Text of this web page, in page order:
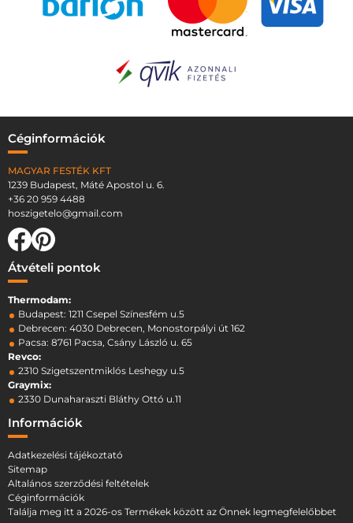
Céginformációk
MAGYAR FESTÉK KFT
1239 Budapest, Máté Apostol u. 6.
+36 20 959 4488
hoszigetelo@gmail.com
Átvételi pontok
Thermodam:
Budapest: 1211 Csepel Színesfém u.5
Debrecen: 4030 Debrecen, Monostorpályi út 162
Pacsa: 8761 Pacsa, Csány László u. 65
Revco:
2310 Szigetszentmiklós Leshegy u.5
Graymix:
2330 Dunaharaszti Bláthy Ottó u.11
Információk
Adatkezelési tájékoztató
Sitemap
Altalános szerződési feltételek
Céginformációk
Találja meg itt a 2026-os Termékek között az Önnek legmegfelelőbbet